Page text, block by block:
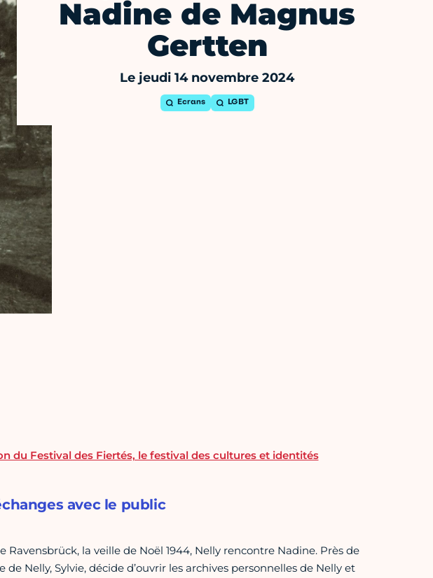
Nadine de Magnus
Gertten
Le jeudi 14 novembre 2024
Ecrans LGBT
du Festival des Fiertés, le festival des cultures et identités
avec le public
la veille de Noël 1944, Nelly rencontre Nadine. Près de
Nelly, Sylvie, décide d’ouvrir les archives personnelles de Nelly et